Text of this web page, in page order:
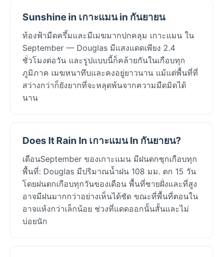
Sunshine in เกาะแมน in กันยายน
ท้องฟ้ามืดครึ้มและมีเมฆมากปกคลุม เกาะแมน ใน
September — Douglas มีแสงแดดเพียง 2.4
ชั่วโมงต่อวัน และรูปแบบนี้ก็คล้ายกันในเกือบทุก
ภูมิภาค เมฆหนาทึบและคงอยู่ยาวนาน แม้แต่พื้นที่ที่
สว่างกว่าก็ยังยากที่จะหลุดพ้นจากความมืดมิดได้
นาน
Does It Rain In เกาะแมน In กันยายน?
เดือนSeptember ของเกาะแมน มีฝนตกชุกเกือบทุก
พื้นที่: Douglas มีปริมาณน้ำฝน 108 มม. ตก 15 วัน
โดยฝนตกเกือบทุกวันของเดือน พื้นที่ชายฝั่งและที่สูง
อาจมีฝนมากกว่าอย่างเห็นได้ชัด ขณะที่พื้นที่ตอนใน
อาจแห้งกว่าเล็กน้อย ช่วงที่แดดออกนั้นสั้นและไม่
บ่อยนัก